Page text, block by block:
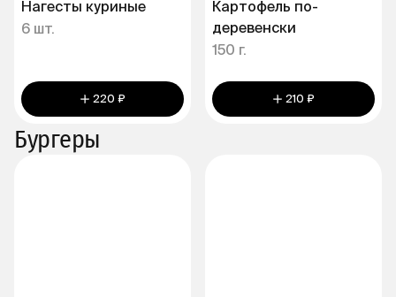
Нагесты куриные
6 шт.
220 ₽
Картофель по-
деревенски
150 г.
210 ₽
Бургеры